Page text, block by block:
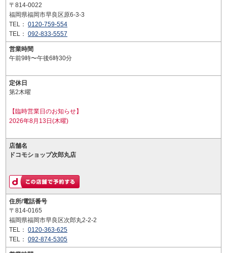
〒814-0022
福岡県福岡市早良区原6-3-3
TEL： 0120-759-554
TEL： 092-833-5557
営業時間
午前9時〜午後6時30分
定休日
第2木曜
【臨時営業日のお知らせ】
2026年8月13日(木曜)
店舗名
ドコモショップ次郎丸店
住所/電話番号
〒814-0165
福岡県福岡市早良区次郎丸2-2-2
TEL： 0120-363-625
TEL： 092-874-5305